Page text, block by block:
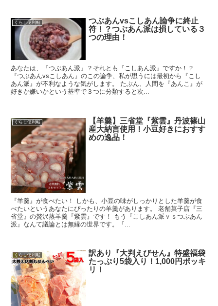
くらし便利帖
つぶあんvsこしあん論争に終止
符！？つぶあん派は損している３
つの理由！
あなたは、『つぶあん派』？それとも『こしあん派』ですか！？
『つぶあんvsこしあん』のこの論争、私が思うには最初から『こし
あん派』が不利なような気がします。 たぶん、人間を『あんこ』が
好きか嫌いかという基準で３つに分類すると次...
くらし便利帖
【羊羹】三省堂『紫雲』丹波篠山
産大納言使用！小豆好きにおすす
めの逸品！
『羊羹』が食べたい！ しかも、小豆の味がしっかりとした羊羹が食
べたいというあなたにぴったりの羊羹があります。 老舗菓子店『三
省堂』の贅沢蒸羊羹『紫雲』です！ もう『こしあん派ｖｓつぶあん
派』なんて議論とは無縁の世界です。『...
くらし便利帖
訳あり『大判えびせん』特盛福袋
たっぷり5袋入り！1,000円ポッキ
リ！